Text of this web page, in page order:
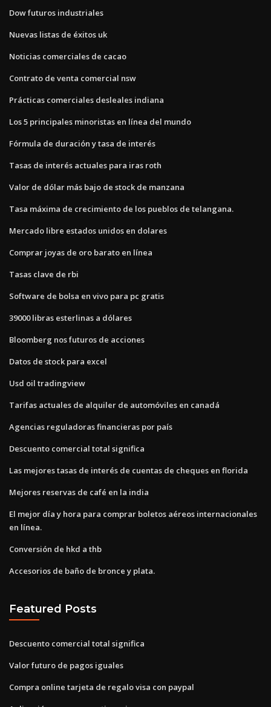
Dow futuros industriales
Nuevas listas de éxitos uk
Noticias comerciales de cacao
Contrato de venta comercial nsw
Prácticas comerciales desleales indiana
Los 5 principales minoristas en línea del mundo
Fórmula de duración y tasa de interés
Tasas de interés actuales para iras roth
Valor de dólar más bajo de stock de manzana
Tasa máxima de crecimiento de los pueblos de telangana.
Mercado libre estados unidos en dolares
Comprar joyas de oro barato en línea
Tasas clave de rbi
Software de bolsa en vivo para pc gratis
39000 libras esterlinas a dólares
Bloomberg nos futuros de acciones
Datos de stock para excel
Usd oil tradingview
Tarifas actuales de alquiler de automóviles en canadá
Agencias reguladoras financieras por país
Descuento comercial total significa
Las mejores tasas de interés de cuentas de cheques en florida
Mejores reservas de café en la india
El mejor día y hora para comprar boletos aéreos internacionales
en línea.
Conversión de hkd a thb
Accesorios de baño de bronce y plata.
Featured Posts
Descuento comercial total significa
Valor futuro de pagos iguales
Compra online tarjeta de regalo visa con paypal